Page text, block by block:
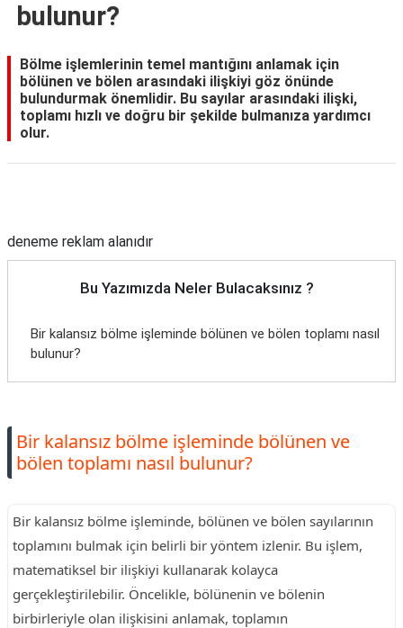
bulunur?
Bölme işlemlerinin temel mantığını anlamak için
bölünen ve bölen arasındaki ilişkiyi göz önünde
bulundurmak önemlidir. Bu sayılar arasındaki ilişki,
toplamı hızlı ve doğru bir şekilde bulmanıza yardımcı
olur.
deneme reklam alanıdır
Bu Yazımızda Neler Bulacaksınız ?
Bir kalansız bölme işleminde bölünen ve bölen toplamı nasıl
bulunur?
Bir kalansız bölme işleminde bölünen ve
bölen toplamı nasıl bulunur?
Bir kalansız bölme işleminde, bölünen ve bölen sayılarının
toplamını bulmak için belirli bir yöntem izlenir. Bu işlem,
matematiksel bir ilişkiyi kullanarak kolayca
gerçekleştirilebilir. Öncelikle, bölünenin ve bölenin
birbirleriyle olan ilişkisini anlamak, toplamın